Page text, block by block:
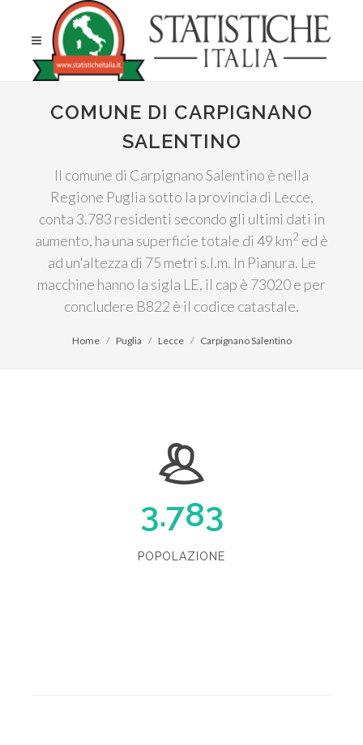
COMUNE DI CARPIGNANO
SALENTINO
Il comune di Carpignano Salentino è nella
Regione Puglia sotto la provincia di Lecce,
conta 3.783 residenti secondo gli ultimi dati in
aumento, ha una superficie totale di 49 km2 ed è
ad un'altezza di 75 metri s.l.m. In Pianura. Le
macchine hanno la sigla LE, il cap è 73020 e per
concludere B822 è il codice catastale.
Home Puglia Lecce Carpignano Salentino
3.783
POPOLAZIONE